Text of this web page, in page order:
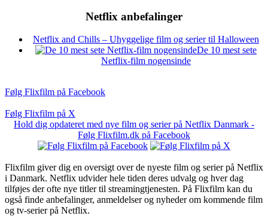
Netflix anbefalinger
Netflix and Chills – Uhyggelige film og serier til Halloween
De 10 mest sete
Netflix-film nogensinde
Følg Flixfilm på Facebook
Følg Flixfilm på X
Hold dig opdateret med nye film og serier på Netflix Danmark -
Følg Flixfilm.dk på Facebook
Flixfilm giver dig en oversigt over de nyeste film og serier på Netflix
i Danmark. Netflix udvider hele tiden deres udvalg og hver dag
tilføjes der ofte nye titler til streamingtjenesten. På Flixfilm kan du
også finde anbefalinger, anmeldelser og nyheder om kommende film
og tv-serier på Netflix.